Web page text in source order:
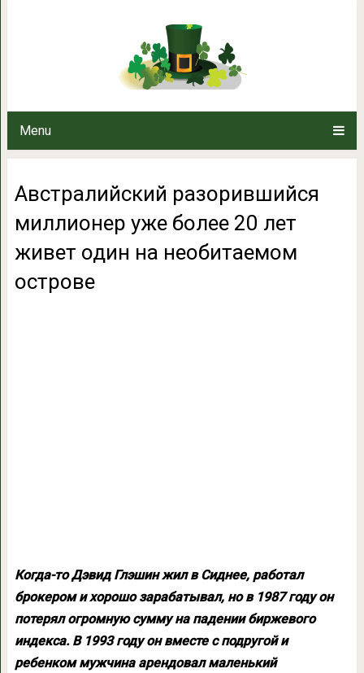
Menu
Австралийский
живет один на
Австралийский разорившийся
миллионер уже более 20 лет
живет один на необитаемом
острове
Когда-то Дэвид Глэшин жил в Сиднее, работал
брокером и хорошо зарабатывал, но в 1987 году он
потерял огромную сумму на падении биржевого
индекса. В 1993 году он вместе с подругой и
ребенком мужчина арендовал маленький